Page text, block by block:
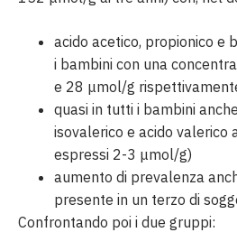
acido acetico, propionico e
i bambini con una
e 28 μmol/g
quasi in tutti i bambini
isovalerico e acido valerico
espressi 2-3 μmol/g)
aumento di prevalenza
presente in un terzo di
Confrontando poi i due gruppi: